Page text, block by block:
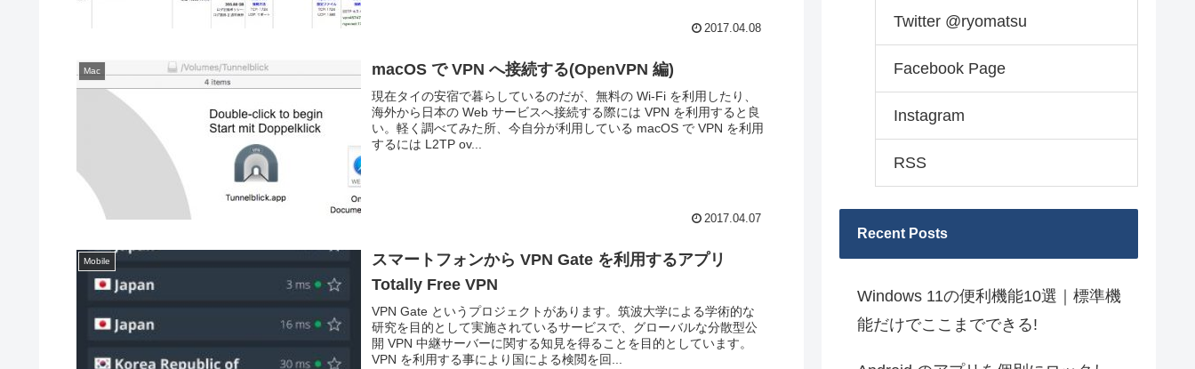
2017.04.08
Mac macOS で VPN へ接続する(OpenVPN 編)
現在タイの安宿で暮らしているのだが、無料の Wi-Fi を利用したり、
海外から日本の Web サービスへ接続する際には VPN を利用すると良
い。軽く調べてみた所、今自分が利用している macOS で VPN を利用
するには L2TP ov...
2017.04.07
Mobile
スマートフォンから VPN Gate を利用するアプリ
Totally Free VPN
VPN Gate というプロジェクトがあります。筑波大学による学術的な
研究を目的として実施されているサービスで、グローバルな分散型公
開 VPN 中継サーバーに関する知見を得ることを目的としています。
VPN を利用する事により国による検閲を回...
Twitter @ryomatsu
Facebook Page
Instagram
RSS
Recent Posts
Windows 11の便利機能10選｜標準機
能だけでここまでできる!